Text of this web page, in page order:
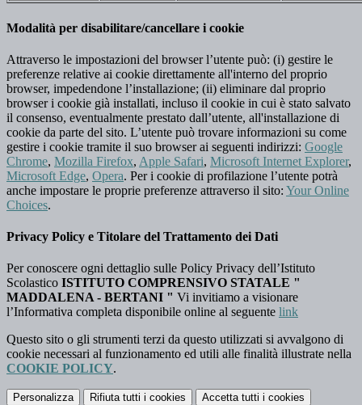
Modalità per disabilitare/cancellare i cookie
Attraverso le impostazioni del browser l’utente può: (i) gestire le
preferenze relative ai cookie direttamente all'interno del proprio
browser, impedendone l’installazione; (ii) eliminare dal proprio
browser i cookie già installati, incluso il cookie in cui è stato salvato
il consenso, eventualmente prestato dall’utente, all'installazione di
cookie da parte del sito. L’utente può trovare informazioni su come
gestire i cookie tramite il suo browser ai seguenti indirizzi: Google
Chrome, Mozilla Firefox, Apple Safari, Microsoft Internet Explorer,
Microsoft Edge, Opera. Per i cookie di profilazione l’utente potrà
anche impostare le proprie preferenze attraverso il sito: Your Online
Choices.
Privacy Policy e Titolare del Trattamento dei Dati
Per conoscere ogni dettaglio sulle Policy Privacy dell’Istituto
Scolastico ISTITUTO COMPRENSIVO STATALE "
MADDALENA - BERTANI " Vi invitiamo a visionare
l’Informativa completa disponibile online al seguente link
Questo sito o gli strumenti terzi da questo utilizzati si avvalgono di
cookie necessari al funzionamento ed utili alle finalità illustrate nella
COOKIE POLICY.
Personalizza Rifiuta tutti i cookies Accetta tutti i cookies